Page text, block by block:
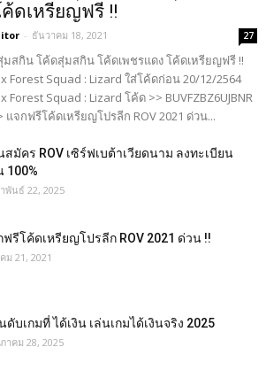
ดเหรียญฟรี !!
- ธันวาคม 18, 2021 27
มสกิน โค้ดสุ่มสกิน โค้ดเพชรแดง โค้ดเหรียญฟรี !!
Forest Squad : Lizard ใส่โค้ดก่อน 20/12/2564
Squad : Lizard โค้ด >> BUVFZBZ6UJBNR
จกฟรีโค้ดเหรียญโปรลีก ROV 2021 ด่วน...
สมัคร ROV เซิร์ฟเบต้าเวียดนาม ลงทะเบียน
100%
พันธ์ 22, 2025
ฟรีโค้ดเหรียญโปรลีก ROV 2021 ด่วน !!
ม 21, 2021
ดับเกมที่ ได้เงิน เล่นเกมได้เงินจริง 2025
าคม 28, 2025